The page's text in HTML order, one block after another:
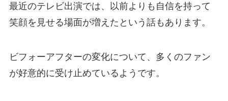
最近のテレビ出演では、以前よりも自信を持って
笑顔を見せる場面が増えたという話もあります。
ビフォーアフターの変化について、多くのファン
が好意的に受け止めているようです。